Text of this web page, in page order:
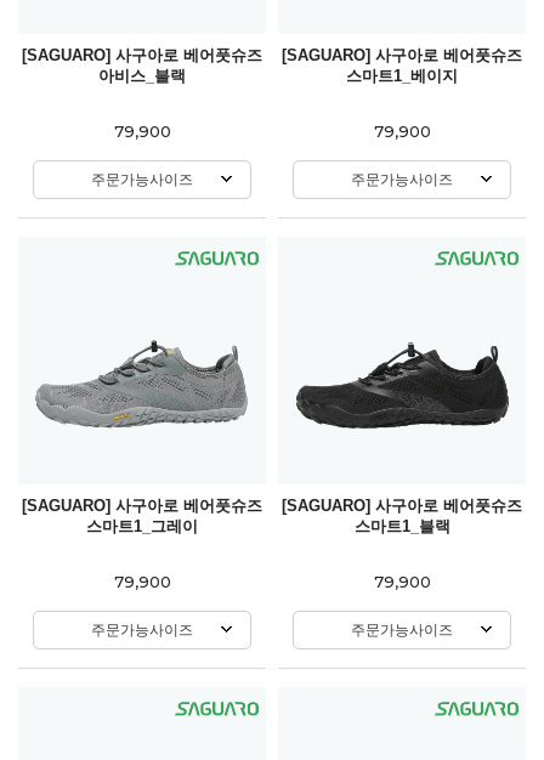
[SAGUARO] 사구아로 베어풋슈즈
아비스_블랙
79,900
주문가능사이즈
[SAGUARO] 사구아로 베어풋슈즈
스마트1_베이지
79,900
주문가능사이즈
[SAGUARO] 사구아로 베어풋슈즈
스마트1_그레이
79,900
주문가능사이즈
[SAGUARO] 사구아로 베어풋슈즈
스마트1_블랙
79,900
주문가능사이즈